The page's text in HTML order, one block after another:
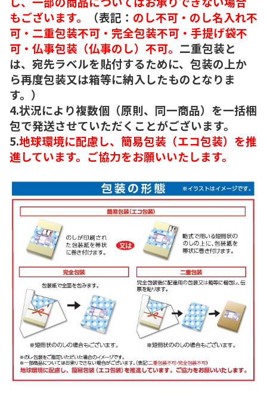
もございます。
（表記： のし不可・のし名入れ不
可・二重包装不可・完全包装不可・手提げ袋不
可・仏事包装（仏事のし）不可。 二重包装と
は、宛先ラベルを貼付するために、包装の上か
ら再度包装又は箱等に納入したものとなりま
す。）
4.状況により複数個（原則、同一商品）を一括梱
包で発送させていただくことがございます。
5.地球環境に配慮し、簡易包装（エコ包装）を推
進しています。ご協力をお願いいたします。